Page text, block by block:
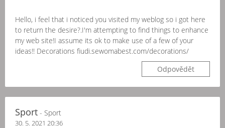
Hello, i feel that i noticed you visited my weblog so i got here
to return the desire?.I'm attempting to find things to enhance
my web site!I assume its ok to make use of a few of your
ideas!! Decorations fiudi.sewomabest.com/decorations/
Odpovědět
Sport - Sport
30. 5. 2021 20:36